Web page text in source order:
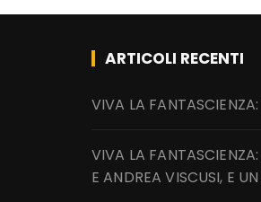
ARTICOLI RECENTI
VIVA LA
VIVA LA
E ANDREA VISCUSI, E